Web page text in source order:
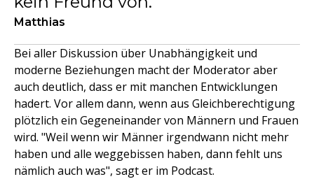
Matthias
Bei aller Diskussion über Unabhängigkeit und
moderne Beziehungen macht der Moderator aber
auch deutlich, dass er mit manchen Entwicklungen
hadert. Vor allem dann, wenn aus Gleichberechtigung
plötzlich ein Gegeneinander von Männern und Frauen
wird. "Weil wenn wir Männer irgendwann nicht mehr
haben und alle weggebissen haben, dann fehlt uns
nämlich auch was", sagt er im Podcast.